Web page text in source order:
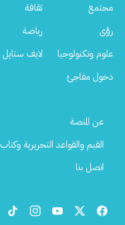
مجتمع
ثقافة
رؤى
رياضة
علوم وتكنولوجيا
لايف ستايل
دخول مفاجئ
Footer
عن المنصة
القيم والقواعد التحريرية
اتصل بنا